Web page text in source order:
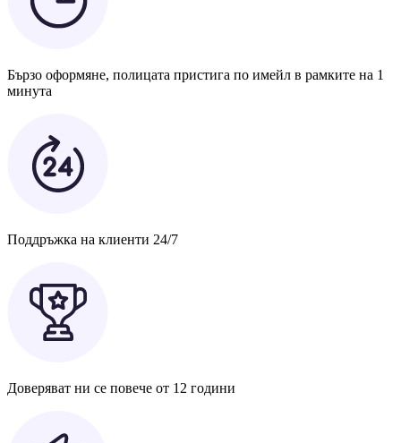
Бързо оформяне, полицата пристига по имейл в рамките на 1
минута
Поддръжка на клиенти 24/7
Доверяват ни се повече от 12 години